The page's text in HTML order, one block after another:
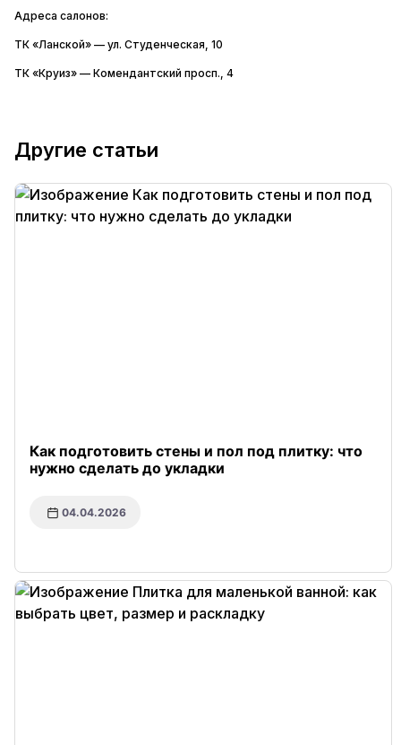
Адреса салонов:
ТК «Ланской» — ул. Студенческая, 10
ТК «Круиз» — Комендантский просп., 4
Другие статьи
Как подготовить стены и пол под плитку: что
нужно сделать до укладки
04.04.2026